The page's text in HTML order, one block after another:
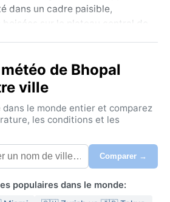
dans un cadre paisible,
boisées sur le plateau central de
cette métropole en plein essor.
le climat tropical de savane
alternance marquée. L’été, de
avec des températures
°C, avant l’arrivée de la
les pluies abondantes
l’humidité grimpe et les averses
novembre à février, est doux et
de Bhopal
ville
dans le monde entier et comparez
les conditions et les
Comparer →
populaires dans le monde: